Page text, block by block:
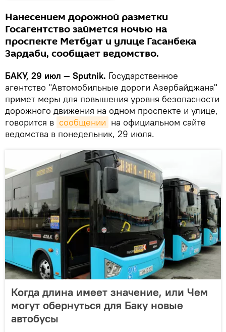
Нанесением дорожной разметки
Госагентство займется ночью на
проспекте Метбуат и улице Гасанбека
Зардаби, сообщает ведомство.
БАКУ, 29 июл — Sputnik. Государственное
агентство "Автомобильные дороги Азербайджана"
примет меры для повышения уровня безопасности
дорожного движения на одном проспекте и улице,
говорится в сообщении на официальном сайте
ведомства в понедельник, 29 июля.
Когда длина имеет значение, или Чем
могут обернуться для Баку новые
автобусы